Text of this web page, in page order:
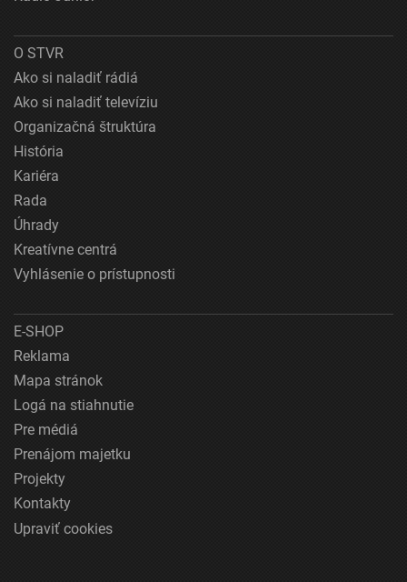
O STVR
Ako si naladiť rádiá
Ako si naladiť televíziu
Organizačná štruktúra
História
Kariéra
Rada
Úhrady
Kreatívne centrá
Vyhlásenie o prístupnosti
E-SHOP
Reklama
Mapa stránok
Logá na stiahnutie
Pre médiá
Prenájom majetku
Projekty
Kontakty
Upraviť cookies